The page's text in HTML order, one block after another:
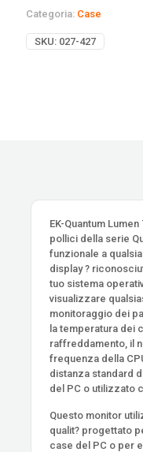
Categoria: Case
SKU: 027-427
EK-Quantum
pollici della serie
funzionale a
display ?
tuo sistema
visualizzare
monitoraggio dei
la temperatura dei
raffreddamento, il
frequenza della
distanza standard
del PC o utilizzato
Questo monitor
qualit? progettato
case del PC o per